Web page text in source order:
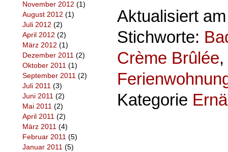
November 2012 (1)
August 2012 (1)
Juli 2012 (2)
April 2012 (2)
März 2012 (1)
Dezember 2011 (2)
Oktober 2011 (1)
September 2011 (2)
Juli 2011 (3)
Juni 2011 (2)
Mai 2011 (2)
April 2011 (2)
März 2011 (4)
Februar 2011 (5)
Januar 2011 (5)
Aktualisiert
Stichworte:
Crème Brûlée,
Kategorie